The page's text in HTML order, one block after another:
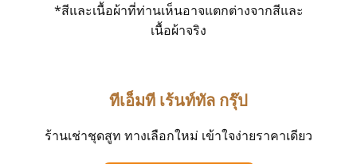
*สีและเนื้อผ้าที่ท่านเห็นอาจแตกต่างจากสีและ
เนื้อผ้าจริง
ทีเอ็มที เร้นท์ทัล กรุ๊ป
ร้านเช่าชุดสูท ทางเลือกใหม่ เข้าใจง่ายราคาเดียว